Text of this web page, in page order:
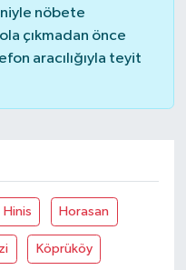
nöbete
çıkmadan önce
aracılığıyla teyit
Hinis Horasan
Köprüköy